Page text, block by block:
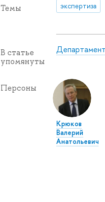
Темы экспертиза
В статье
упомянуты
Персоны
Крюков
Валерий
Анатольевич